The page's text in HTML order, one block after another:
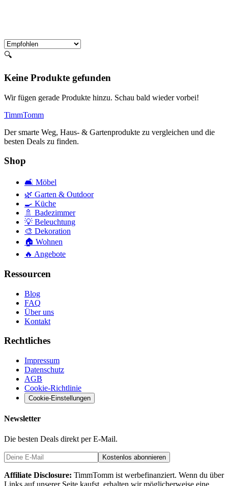
🔍
Keine Produkte gefunden
Wir fügen gerade Produkte hinzu. Schau bald wieder vorbei!
TimmTomm
Der smarte Weg, Haus- & Gartenprodukte zu vergleichen und die
besten Deals zu finden.
Shop
🛋️ Möbel
🌿 Garten & Outdoor
🍳 Küche
🚿 Badezimmer
💡 Beleuchtung
🎨 Dekoration
🏠 Wohnen
🔥 Angebote
Ressourcen
Blog
FAQ
Über uns
Kontakt
Rechtliches
Impressum
Datenschutz
AGB
Cookie-Richtlinie
Cookie-Einstellungen
Newsletter
Die besten Deals direkt per E-Mail.
Kostenlos abonnieren
Affiliate Disclosure: TimmTomm ist werbefinanziert. Wenn du über
Links auf unserer Seite kaufst, erhalten wir möglicherweise eine